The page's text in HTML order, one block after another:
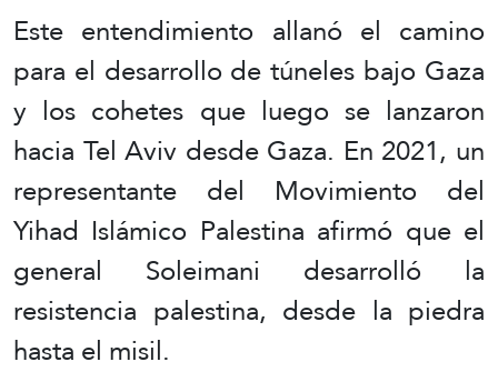
Este entendimiento allanó el camino
para el desarrollo de túneles bajo Gaza
y los cohetes que luego se lanzaron
hacia Tel Aviv desde Gaza. En 2021, un
representante del Movimiento del
Yihad Islámico Palestina afirmó que el
general Soleimani desarrolló la
resistencia palestina, desde la piedra
hasta el misil.